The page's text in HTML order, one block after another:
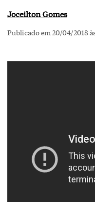
Joceilton Gomes
Publicado em 20/04/2018